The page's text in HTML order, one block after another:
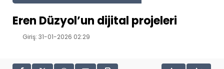
Eren Düzyol’un dijital projeleri
Giriş: 31-01-2026 02:29